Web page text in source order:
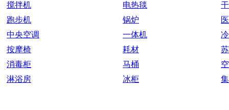
搅拌机
电热毯
跑步机
锅炉
中央空调
一体机
按摩椅
耗材
消毒柜
马桶
淋浴房
冰柜